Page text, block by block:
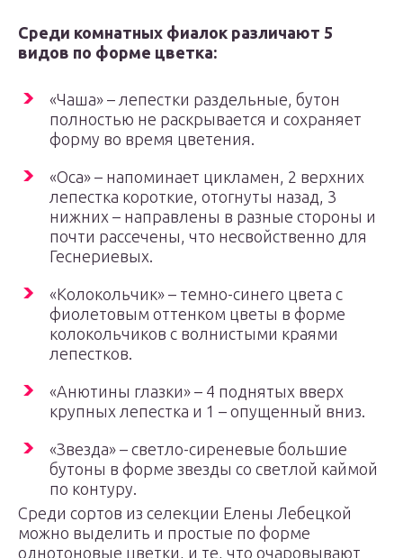
Среди комнатных фиалок различают 5
видов по форме цветка:
«Чаша» – лепестки раздельные, бутон
полностью не раскрывается и сохраняет
форму во время цветения.
«Оса» – напоминает цикламен, 2 верхних
лепестка короткие, отогнуты назад, 3
нижних – направлены в разные стороны и
почти рассечены, что несвойственно для
Геснериевых.
«Колокольчик» – темно-синего цвета с
фиолетовым оттенком цветы в форме
колокольчиков с волнистыми краями
лепестков.
«Анютины глазки» – 4 поднятых вверх
крупных лепестка и 1 – опущенный вниз.
«Звезда» – светло-сиреневые большие
бутоны в форме звезды со светлой каймой
по контуру.
Среди сортов из селекции Елены Лебецкой
можно выделить и простые по форме
однотоновые цветки, и те, что очаровывают